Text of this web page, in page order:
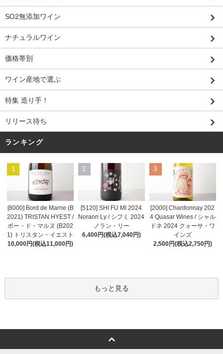
SO2無添加ワイン
ナチュラルワイン
価格帯別
ワイン産地で選ぶ
特集 造り手！
リリース待ち
ランキング
1
[8000] Bord de Marne (B
2021) TRISTAN HYEST /
ボー・ド・マルヌ (B202
1) トリスタン・イエスト
10,000円(税込11,000円)
2
[5120] SHI FU MI 2024
Norann Ly / シフミ 2024
ノラン・リー
6,400円(税込7,040円)
3
[2000] Chardonnay 202
4 Quasar Wines / シャル
ドネ 2024 クォーサ・ワ
インズ
2,500円(税込2,750円)
もっと見る